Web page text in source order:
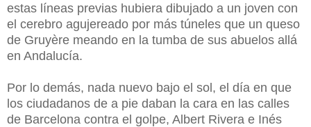
estas líneas previas hubiera dibujado a un joven con
el cerebro agujereado por más túneles que un queso
de Gruyère meando en la tumba de sus abuelos allá
en Andalucía.
Por lo demás, nada nuevo bajo el sol, el día en que
los ciudadanos de a pie daban la cara en las calles
de Barcelona contra el golpe, Albert Rivera e Inés